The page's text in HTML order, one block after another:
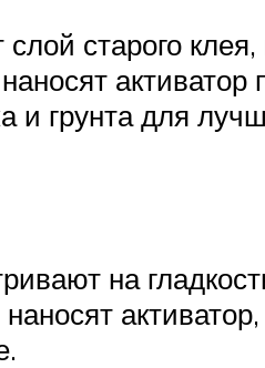
слой старого
активатор
и грунта для
на